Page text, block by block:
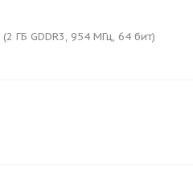
ГБ GDDR3, 954 МГц, 64 бит)